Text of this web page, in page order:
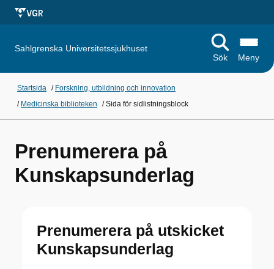
Sahlgrenska Universitetssjukhuset
Sök
Meny
Startsida / Forskning, utbildning och innovation
/ Medicinska biblioteken /Sida för sidlistningsblock
Prenumerera på
Kunskapsunderlag
Prenumerera på utskicket
Kunskapsunderlag